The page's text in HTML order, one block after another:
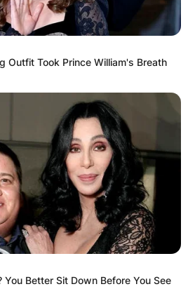
Outfit Took Prince William's Breath
You Better Sit Down Before You See